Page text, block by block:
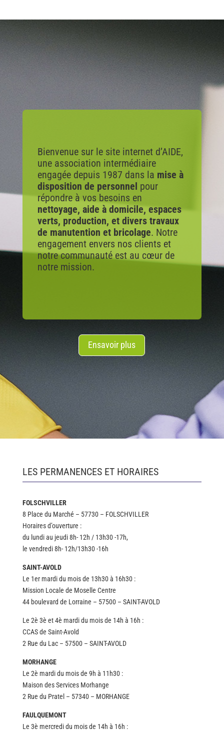
Bienvenue sur le site internet d’AIDE,
une association intermédiaire
engagée depuis 1987 dans la mise à
disposition de personnel pour
répondre à vos besoins en
nettoyage, aide à domicile, espaces
verts, production, et divers travaux
de manutention et bricolage. Notre
engagement envers nos clients et
notre communauté est au cœur de
notre mission.
Ensavoir plus
LES PERMANENCES ET HORAIRES
FOLSCHVILLER
8 Place du Marché – 57730 – FOLSCHVILLER
Horaires d’ouverture :
du lundi au jeudi 8h- 12h / 13h30 -17h,
le vendredi 8h- 12h/13h30 -16h
SAINT-AVOLD
Le 1er mardi du mois de 13h30 à 16h30 :
Mission Locale de Moselle Centre
44 boulevard de Lorraine – 57500 – SAINT-AVOLD
Le 2è 3è et 4è mardi du mois de 14h à 16h :
CCAS de Saint-Avold
2 Rue du Lac – 57500 – SAINT-AVOLD
MORHANGE
Le 2è mardi du mois de 9h à 11h30 :
Maison des Services Morhange
2 Rue du Pratel – 57340 – MORHANGE
FAULQUEMONT
Le 3è mercredi du mois de 14h à 16h :